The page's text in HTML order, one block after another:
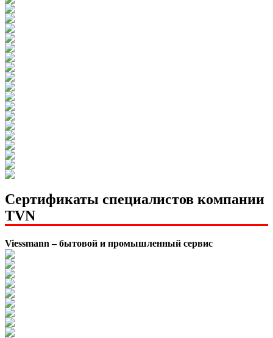
Сертификаты специалистов компании
TVN
Viessmann – бытовой и промышленный сервис